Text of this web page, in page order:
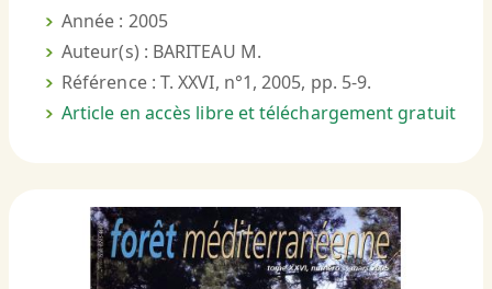
Année : 2005
Auteur(s) : BARITEAU M.
Référence : T. XXVI, n°1, 2005, pp. 5-9.
Article en accès libre et téléchargement gratuit